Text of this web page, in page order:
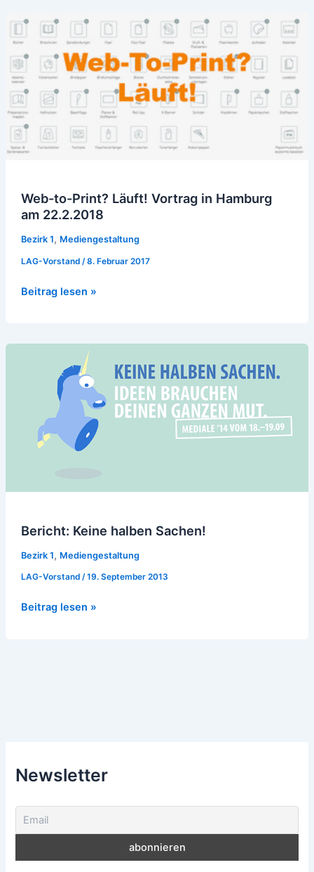
Web-to-Print? Läuft! Vortrag in Hamburg
am 22.2.2018
Bezirk 1, Mediengestaltung
LAG-Vorstand /8. Februar 2017
Web-
to-
Print?
Läuft!
Vortrag
in
Hamburg
am
22.2.2018
Beitrag lesen »
Bericht: Keine halben Sachen!
Bezirk 1, Mediengestaltung
LAG-Vorstand /19. September 2013
Sachen!
Beitrag lesen »
Newsletter